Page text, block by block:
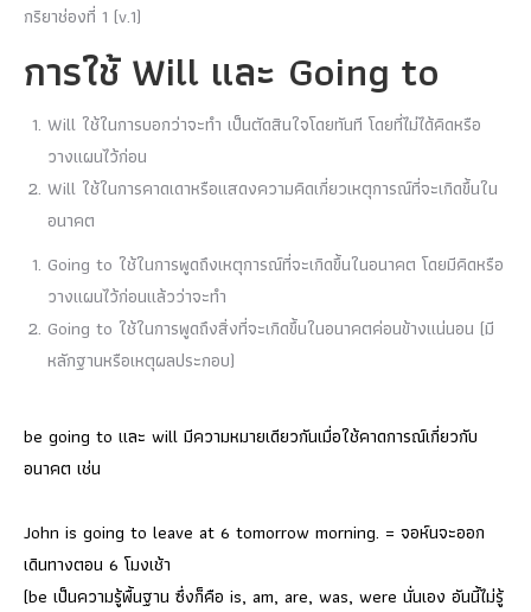
กริยาช่องที่ 1 (v.1)
การใช้ Will และ Going to
Will ใช้ในการบอกว่าจะทำ เป็นตัดสินใจโดยทันที โดยที่ไม่ได้คิดหรือ
วางแผนไว้ก่อน
Will ใช้ในการคาดเดาหรือแสดงความคิดเกี่ยวเหตุการณ์ที่จะเกิดขึ้นใน
อนาคต
Going to ใช้ในการพูดถึงเหตุการณ์ที่จะเกิดขึ้นในอนาคต โดยมีคิดหรือ
วางแผนไว้ก่อนแล้วว่าจะทำ
Going to ใช้ในการพูดถึงสิ่งที่จะเกิดขึ้นในอนาคตค่อนข้างแน่นอน (มี
หลักฐานหรือเหตุผลประกอบ)
be going to และ will มีความหมายเดียวกันเมื่อใช้คาดการณ์เกี่ยวกับ
อนาคต เช่น
John is going to leave at 6 tomorrow morning. = จอห์นจะออก
เดินทางตอน 6 โมงเช้า
(be เป็นความรู้พื้นฐาน ซึ่งก็คือ is, am, are, was, were นั่นเอง อันนี้ไม่รู้